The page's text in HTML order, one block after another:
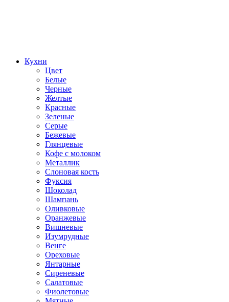
Кухни
Цвет
Белые
Черные
Желтые
Красные
Зеленые
Серые
Бежевые
Глянцевые
Кофе с молоком
Металлик
Слоновая кость
Фуксия
Шоколад
Шампань
Оливковые
Оранжевые
Вишневые
Изумрудные
Венге
Ореховые
Янтарные
Сиреневые
Салатовые
Фиолетовые